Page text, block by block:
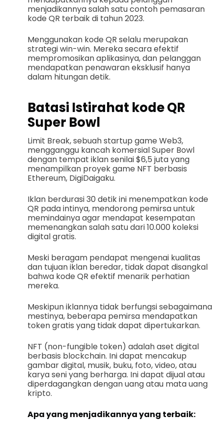
menjadikannya salah satu contoh pemasaran
kode QR terbaik di tahun 2023.
Menggunakan kode QR selalu merupakan
strategi win-win. Mereka secara efektif
mempromosikan aplikasinya, dan pelanggan
mendapatkan penawaran eksklusif hanya
dalam hitungan detik.
Batasi Istirahat kode QR
Super Bowl
Limit Break, sebuah startup game Web3,
mengganggu kancah komersial Super Bowl
dengan tempat iklan senilai $6,5 juta yang
menampilkan proyek game NFT berbasis
Ethereum, DigiDaigaku.
Iklan berdurasi 30 detik ini menempatkan kode
QR pada intinya, mendorong pemirsa untuk
memindainya agar mendapat kesempatan
memenangkan salah satu dari 10.000 koleksi
digital gratis.
Meski beragam pendapat mengenai kualitas
dan tujuan iklan beredar, tidak dapat disangkal
bahwa kode QR efektif menarik perhatian
mereka.
Meskipun iklannya tidak berfungsi sebagaimana
mestinya, beberapa pemirsa mendapatkan
token gratis yang tidak dapat dipertukarkan.
NFT (non-fungible token) adalah aset digital
berbasis blockchain. Ini dapat mencakup
gambar digital, musik, buku, foto, video, atau
karya seni yang berharga. Ini dapat dijual atau
diperdagangkan dengan uang atau mata uang
kripto.
Apa yang menjadikannya yang terbaik: